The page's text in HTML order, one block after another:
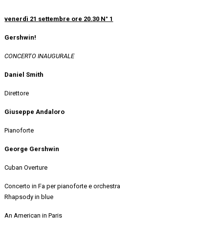
venerdì 21 settembre ore 20.30 N° 1
Gershwin!
CONCERTO INAUGURALE
Daniel Smith
Direttore
Giuseppe Andaloro
Pianoforte
George Gershwin
Cuban Overture
Concerto in Fa per pianoforte e orchestra
Rhapsody in blue
An American in Paris